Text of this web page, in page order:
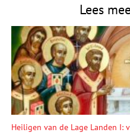
Lees
Heiligen van de Lage Landen I: